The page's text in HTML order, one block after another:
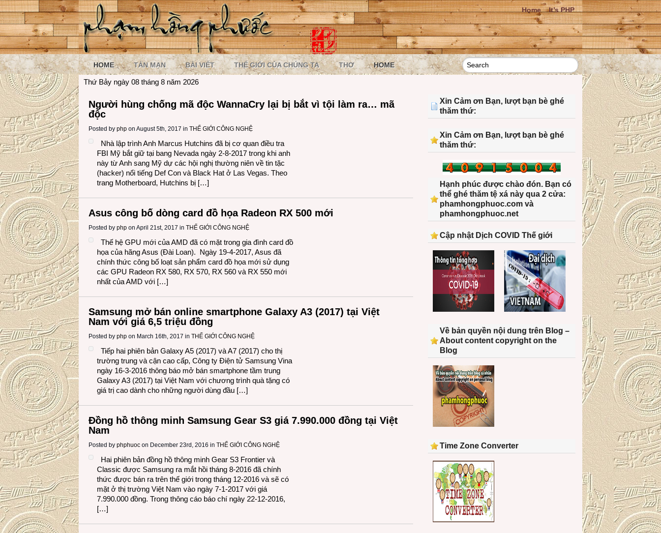
Home It’s PHP
HOME TẢN MẠN BÀI VIẾT THẾ GIỚI CỦA CHÚNG TA THƠ HOME
Thứ Bảy ngày 08 tháng 8 năm 2026
Người hùng chống mã độc WannaCry lại bị bắt vì tội làm ra… mã
độc
Posted by php on August 5th, 2017 in THẾ GIỚI CÔNG NGHỆ
Nhà lập trình Anh Marcus Hutchins đã bị cơ quan điều tra
FBI Mỹ bắt giữ tại bang Nevada ngày 2-8-2017 trong khi anh
này từ Anh sang Mỹ dự các hội nghị thường niên về tin tặc
(hacker) nổi tiếng Def Con và Black Hat ở Las Vegas. Theo
trang Motherboard, Hutchins bị […]
Asus công bố dòng card đồ họa Radeon RX 500 mới
Posted by php on April 21st, 2017 in THẾ GIỚI CÔNG NGHỆ
Thế hệ GPU mới của AMD đã có mặt trong gia đình card đồ
họa của hãng Asus (Đài Loan). Ngày 19-4-2017, Asus đã
chính thức công bố loạt sản phẩm card đồ họa mới sử dụng
các GPU Radeon RX 580, RX 570, RX 560 và RX 550 mới
nhất của AMD với […]
Samsung mở bán online smartphone Galaxy A3 (2017) tại Việt
Nam với giá 6,5 triệu đồng
Posted by php on March 16th, 2017 in THẾ GIỚI CÔNG NGHỆ
Tiếp hai phiên bản Galaxy A5 (2017) và A7 (2017) cho thị
trường trung và cận cao cấp, Công ty Điện tử Samsung Vina
ngày 16-3-2016 thông báo mở bán smartphone tầm trung
Galaxy A3 (2017) tại Việt Nam với chương trình quà tặng có
giá trị cao dành cho những người dùng đầu […]
Đồng hồ thông minh Samsung Gear S3 giá 7.990.000 đồng tại Việt
Nam
Posted by phphuoc on December 23rd, 2016 in THẾ GIỚI CÔNG NGHỆ
Hai phiên bản đồng hồ thông minh Gear S3 Frontier và
Classic được Samsung ra mắt hồi tháng 8-2016 đã chính
thức được bán ra trên thế giới trong tháng 12-2016 và sẽ có
mặt ở thị trường Việt Nam vào ngày 7-1-2017 với giá
7.990.000 đồng. Trong thông cáo báo chí ngày 22-12-2016,
[…]
Xin Cảm ơn Bạn, lượt bạn bè ghé
thăm thứ:
Xin Cảm ơn Bạn, lượt bạn bè ghé
thăm thứ:
Hạnh phúc được chào đón. Bạn có
thể ghé thăm tệ xá này qua 2 cửa:
phamhongphuoc.com và
phamhongphuoc.net
Cập nhật Dịch COVID Thế giới
Về bản quyền nội dung trên Blog –
About content copyright on the
Blog
Time Zone Converter